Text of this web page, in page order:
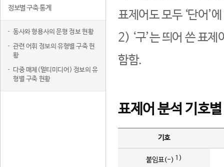
정보별 구축 통계
동사와 형용사의 문형 정보 현황
관련 어휘 정보의 유형별 구축 현
황
다중 매체(멀티미디어) 정보의 유
형별 구축 현황
표제어도 모두 ‘단어’
2) ‘구’는 띄어 쓴 표
함함.
표제어 분석 기호
기호
붙임표(-) 1)